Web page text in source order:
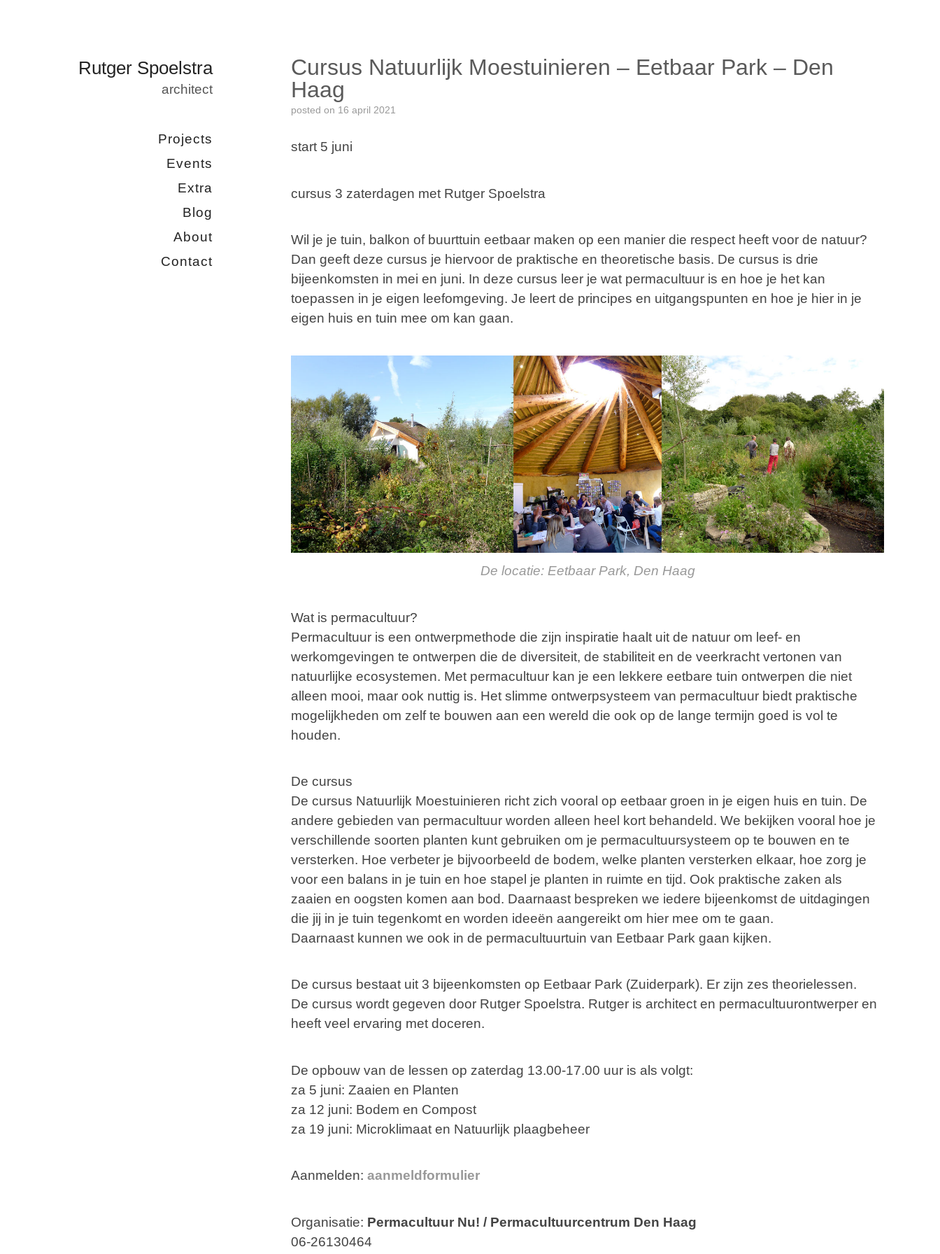
Rutger Spoelstra
architect
Projects
Events
Extra
Blog
About
Contact
Cursus Natuurlijk Moestuinieren – Eetbaar Park – Den
Haag
posted on 16 april 2021
start 5 juni
cursus 3 zaterdagen met Rutger Spoelstra
Wil je je tuin, balkon of buurttuin eetbaar maken op een manier die respect heeft voor de natuur?
Dan geeft deze cursus je hiervoor de praktische en theoretische basis. De cursus is drie
bijeenkomsten in mei en juni. In deze cursus leer je wat permacultuur is en hoe je het kan
toepassen in je eigen leefomgeving. Je leert de principes en uitgangspunten en hoe je hier in je
eigen huis en tuin mee om kan gaan.
De locatie: Eetbaar Park, Den Haag
Wat is permacultuur?
Permacultuur is een ontwerpmethode die zijn inspiratie haalt uit de natuur om leef- en
werkomgevingen te ontwerpen die de diversiteit, de stabiliteit en de veerkracht vertonen van
natuurlijke ecosystemen. Met permacultuur kan je een lekkere eetbare tuin ontwerpen die niet
alleen mooi, maar ook nuttig is. Het slimme ontwerpsysteem van permacultuur biedt praktische
mogelijkheden om zelf te bouwen aan een wereld die ook op de lange termijn goed is vol te
houden.
De cursus
De cursus Natuurlijk Moestuinieren richt zich vooral op eetbaar groen in je eigen huis en tuin. De
andere gebieden van permacultuur worden alleen heel kort behandeld. We bekijken vooral hoe je
verschillende soorten planten kunt gebruiken om je permacultuursysteem op te bouwen en te
versterken. Hoe verbeter je bijvoorbeeld de bodem, welke planten versterken elkaar, hoe zorg je
voor een balans in je tuin en hoe stapel je planten in ruimte en tijd. Ook praktische zaken als
zaaien en oogsten komen aan bod. Daarnaast bespreken we iedere bijeenkomst de uitdagingen
die jij in je tuin tegenkomt en worden ideeën aangereikt om hier mee om te gaan.
Daarnaast kunnen we ook in de permacultuurtuin van Eetbaar Park gaan kijken.
De cursus bestaat uit 3 bijeenkomsten op Eetbaar Park (Zuiderpark). Er zijn zes theorielessen.
De cursus wordt gegeven door Rutger Spoelstra. Rutger is architect en permacultuurontwerper en
heeft veel ervaring met doceren.
De opbouw van de lessen op zaterdag 13.00-17.00 uur is als volgt:
za 5 juni: Zaaien en Planten
za 12 juni: Bodem en Compost
za 19 juni: Microklimaat en Natuurlijk plaagbeheer
Aanmelden: aanmeldformulier
Organisatie: Permacultuur Nu! / Permacultuurcentrum Den Haag
06-26130464